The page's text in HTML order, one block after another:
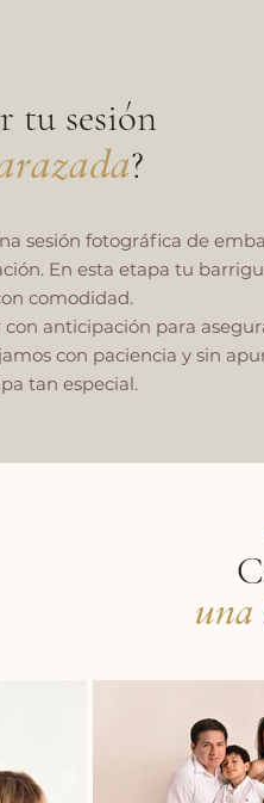
tu sesión
?
sesión fotográfica de
En esta etapa tu
comodidad.
anticipación para
con paciencia y sin
tan especial.
una